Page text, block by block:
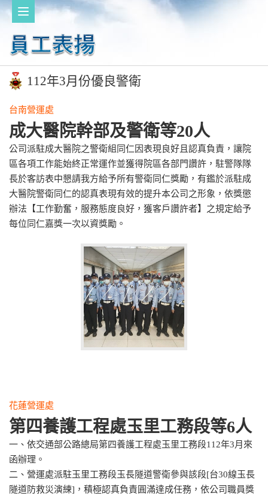
112年3月份優良警衛
台南營運處
成大醫院幹部及警衛等20人
公司派駐成大醫院之警衛組同仁因表現良好且認真負責，讓院
區各項工作能始終正常運作並獲得院區各部門讚許，駐警隊隊
長於客訪表中懇請我方給予所有警衛同仁獎勵，有鑑於派駐成
大醫院警衛同仁的認真表現有效的提升本公司之形象，依獎懲
辦法【工作勤奮，服務態度良好，獲客戶讚許者】之規定給予
每位同仁嘉獎一次以資獎勵。
花蓮營運處
第四養護工程處玉里工務段等6人
一、依交通部公路總局第四養護工程處玉里工務段112年3月來
函辦理。
二、營運處派駐玉里工務段玉長隧道警衛參與該段[台30線玉長
隧道防救災演練]，積極認真負責圓滿達成任務，依公司職員獎